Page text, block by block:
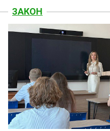
ЗАКОН